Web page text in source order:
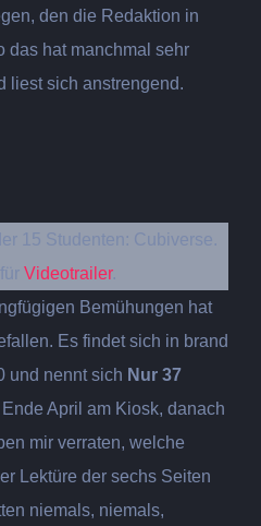
den die Redaktion in
das hat manchmal sehr
liest sich anstrengend.
15 Studenten: Cubiverse.
Videotrailer.
Bemühungen hat
Es findet sich in brand
und nennt sich Nur 37
April am Kiosk, danach
mir verraten, welche
Lektüre der sechs Seiten
niemals, niemals,